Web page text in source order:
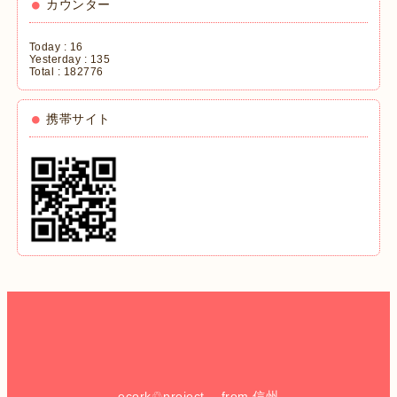
カウンター
Today : 16
Yesterday : 135
Total : 182776
携帯サイト